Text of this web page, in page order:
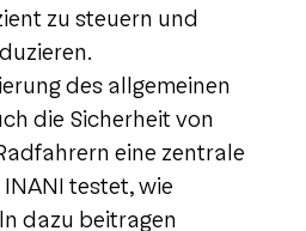
zu steuern und
des allgemeinen
die Sicherheit von
eine zentrale
testet, wie
dazu beitragen